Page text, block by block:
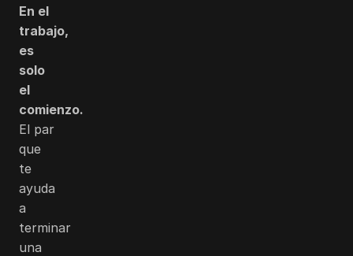
En el
trabajo,
es
solo
el
comienzo.
El par
que
te
ayuda
a
terminar
una